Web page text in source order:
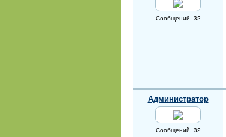
Сообщений: 32
Администратор
Сообщений: 32